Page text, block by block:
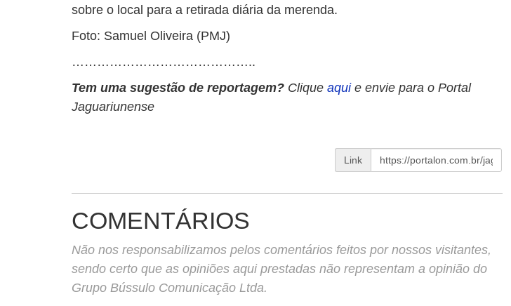
sobre o local para a retirada diária da merenda.
Foto: Samuel Oliveira (PMJ)
……………………………………..
Tem uma sugestão de reportagem? Clique aqui e envie para o Portal
Jaguariunense
Link
COMENTÁRIOS
Não nos responsabilizamos pelos comentários feitos por nossos visitantes,
sendo certo que as opiniões aqui prestadas não representam a opinião do
Grupo Bússulo Comunicação Ltda.